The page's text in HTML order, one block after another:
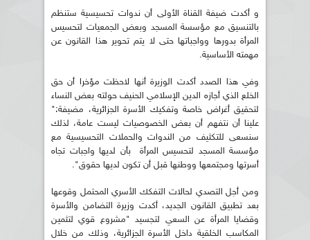
و أكدت ضيفة القناة الأولى أن ندوات تحسيسية ستنظم
بالتنسيق مع مؤسسة المسجد وبعض الجمعيات لتحسيس
المرأة بدورها وواجباتها حتى لا يتم تحوير هذا القانون عن
مهمته الأساسية.
وفي هذا الصدد أكدت الوزيرة أنها لاحظت مؤخرا أن حق
الخلع الذي أجازه الدين الإسلامي الحنيف حولته بعض النساء
لتحقيق أغراض خاصة وتفكيك الأسرة الجزائرية، مضيفة:"
علينا أن نتفهم أن بعض الخصوصيات ليست عامة، لذلك
سنسعى للتكثيف من الندوات والحملات التحسيسية مع
مؤسسة المسجد لتحسيس المرأة بأن لديها واجبات تجاه
أسرتها ومجتمعها ووطنها قبل أن تكون لديها حقوق".
ومن أجل التصدي لحالات التفكك الأسري المحتمل وقوعها
بعد تطبيق القانون الجديد، أكدت وزيرة التضامن والأسرة
وقضايا المرأة عن السعي لتجسيد "مشروع قوي لتثمين
المكاسب الخلقية داخل الأسرة الجزائرية، وذلك من خلال